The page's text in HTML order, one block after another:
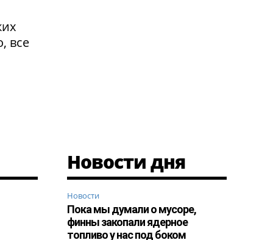
все
Новости дня
Новости
Пока мы думали о мусоре,
финны закопали ядерное
топливо у нас под боком